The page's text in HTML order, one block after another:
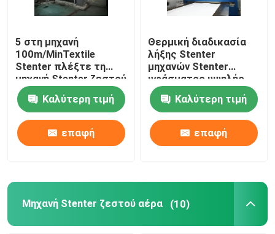
Πέστε την αποξηραντική μηχανή
stenter μηχανή λήξης
Χαλαρώστε την ξηρότερη μηχανή
5 στη μηχανή
100m/MinTextile
Stenter πλέξτε τη
μηχανή Stenter ζεστού
αέρα ατμού τύπων
Καλύτερη τιμή
επαφή
Θερμική διαδικασία
λήξης Stenter
μηχανών Stenter
υφάσματος υψηλής
ταχύτητας
πετρελαίου
πολυεστέρα
Καλύτερη τιμή
επαφή
Μηχανή Stenter ζεστού αέρα (10)